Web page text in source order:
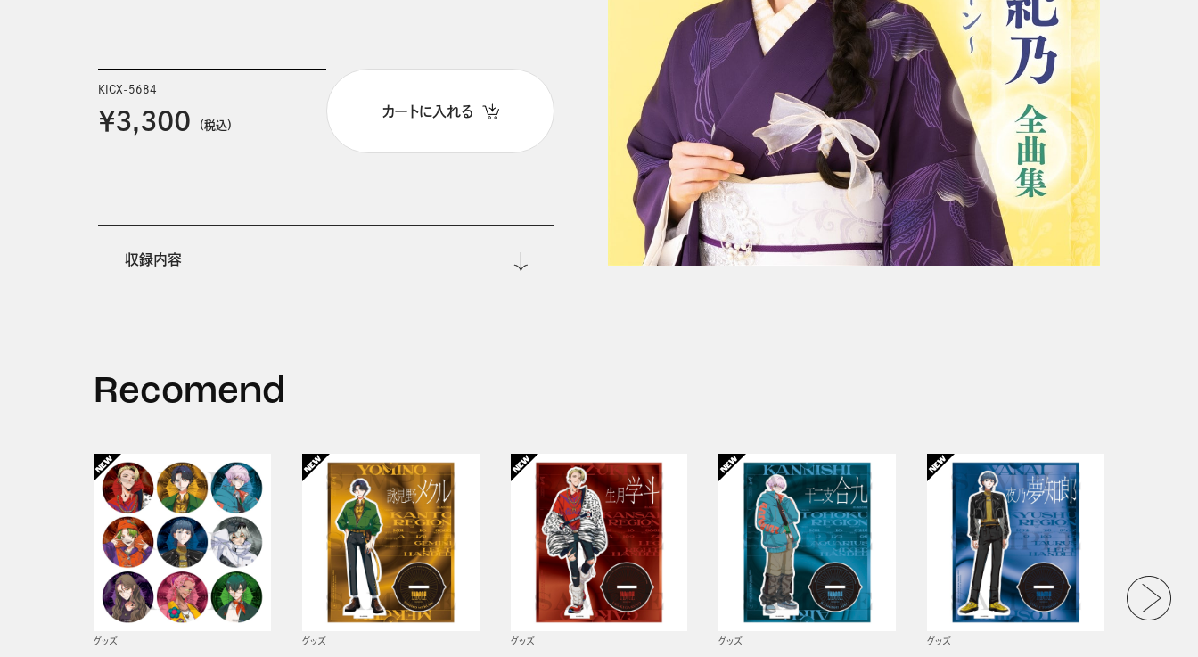
KICX-5684
￥3,300 (税込)
カートに入れる
収録内容
Recomend
グッズ グッズ グッズ グッズ グッズ